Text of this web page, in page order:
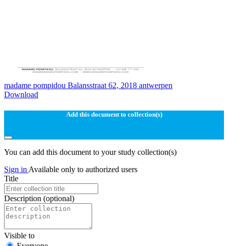
madame pompidou Balansstraat 62, 2018 antwerpen
Download
Add this document to collection(s)
You can add this document to your study collection(s)
Sign in Available only to authorized users
Title
Description (optional)
Visible to